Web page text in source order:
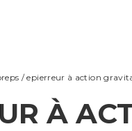
/ epierreur à action
À